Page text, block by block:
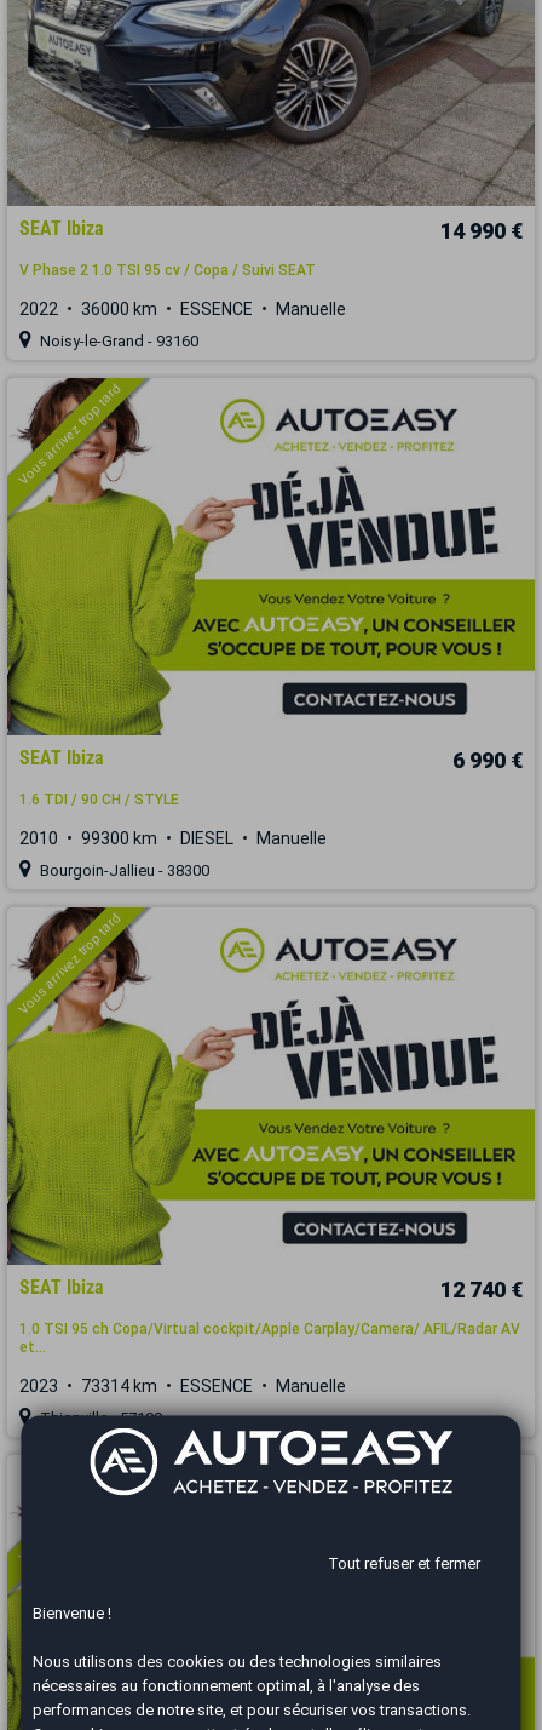
SEAT Ibiza 14 990 €
V Phase 2 1.0 TSI 95 cv / Copa / Suivi SEAT
2022 36000 km ESSENCE Manuelle
Noisy-le-Grand - 93160
Vous arrivez trop tard
SEAT Ibiza 6 990 €
1.6 TDI / 90 CH / STYLE
2010 99300 km DIESEL Manuelle
Bourgoin-Jallieu - 38300
Vous arrivez trop tard
SEAT Ibiza 12 740 €
1.0 TSI 95 ch Copa/Virtual cockpit/Apple Carplay/Camera/ AFIL/Radar AV
et...
2023 73314 km ESSENCE Manuelle
Thionville - 57100
Vous arrivez trop tard Tout refuser et fermer
Bienvenue !
Nous utilisons des cookies ou des technologies similaires
nécessaires au fonctionnement optimal, à l'analyse des
performances de notre site, et pour sécuriser vos transactions.